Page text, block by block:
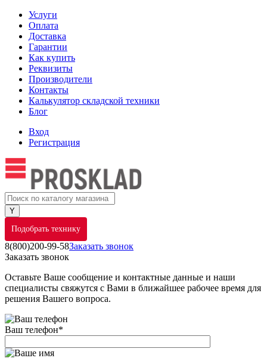
Услуги
Оплата
Доставка
Гарантии
Как купить
Реквизиты
Производители
Контакты
Калькулятор складской техники
Блог
Вход
Регистрация
Подобрать технику
8(800)200-99-58Заказать звонок
Заказать звонок
Оставьте Ваше сообщение и контактные данные и наши
специалисты свяжутся с Вами в ближайшее рабочее время для
решения Вашего вопроса.
Ваш телефон*